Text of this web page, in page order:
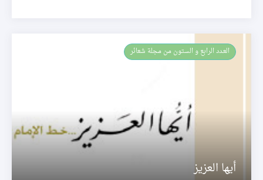
العـدد الرابع و الستون من مجلة شعائر
أيها العزيز